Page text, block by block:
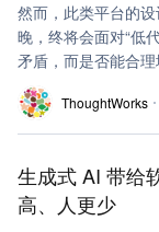
然而，此类平台的
晚，终将会面对“低
矛盾，而是否能合
定了此平台的发展前
ThoughtWorks
生成式 AI 带给
高、人更少